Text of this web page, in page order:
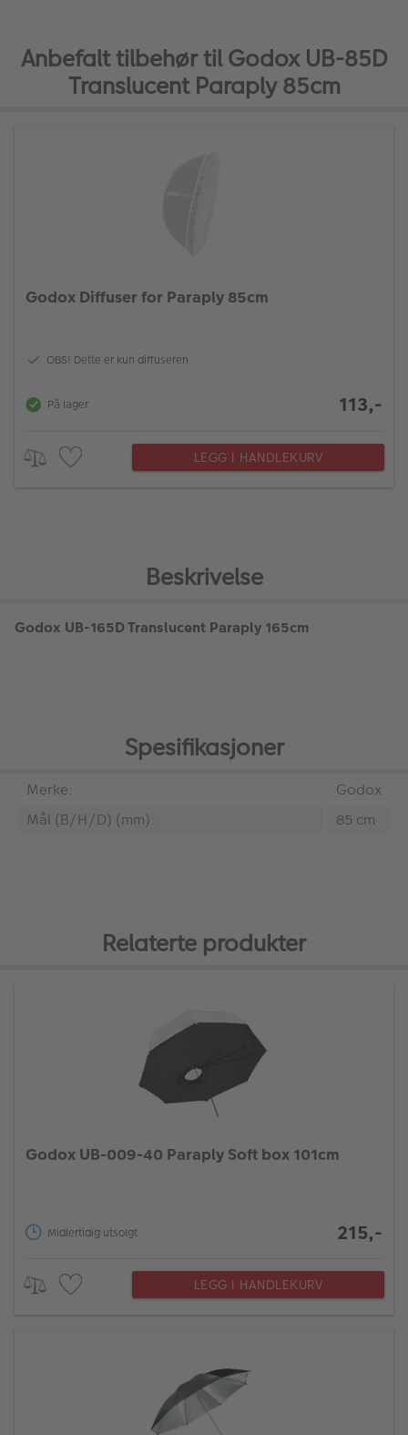
Anbefalt tilbehør til Godox UB-85D
Translucent Paraply 85cm
Godox Diffuser for Paraply 85cm
OBS! Dette er kun diffuseren
På lager 113,-
LEGG I HANDLEKURV
Beskrivelse
Godox UB-165D Translucent Paraply 165cm
Spesifikasjoner
Merke:
Godox
Mål (B/H/D) (mm):
85 cm
Relaterte produkter
Godox UB-009-40 Paraply Soft box 101cm
Midlertidig utsolgt 215,-
LEGG I HANDLEKURV